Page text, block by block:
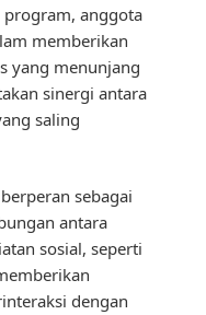
program, anggota
memberikan
yang menunjang
sinergi antara
saling
sebagai
antara
sosial, seperti
dengan